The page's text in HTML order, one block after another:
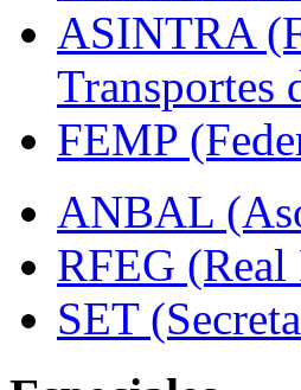
ASINTRA
Transportes
FEMP
ANBAL
RFEG
SET